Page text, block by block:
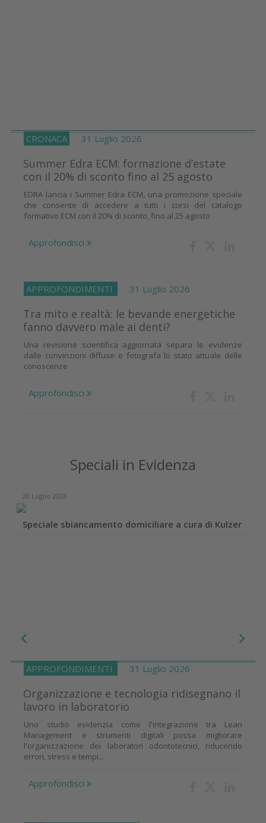
CRONACA 31 Luglio 2026
Summer Edra ECM: formazione d’estate
con il 20% di sconto fino al 25 agosto
EDRA lancia i Summer Edra ECM, una promozione speciale
che consente di accedere a tutti i corsi del catalogo
formativo ECM con il 20% di sconto, fino al 25 agosto
Approfondisci
APPROFONDIMENTI 31 Luglio 2026
Tra mito e realtà: le bevande energetiche
fanno davvero male ai denti?
Una revisione scientifica aggiornata separa le evidenze
dalle convinzioni diffuse e fotografa lo stato attuale delle
conoscenze
Approfondisci
Speciali in Evidenza
20 Luglio 2026
Speciale sbiancamento domiciliare a cura di Kulzer
APPROFONDIMENTI 31 Luglio 2026
Organizzazione e tecnologia ridisegnano il
lavoro in laboratorio
Uno studio evidenzia come l'integrazione tra Lean
Management e strumenti digitali possa migliorare
l'organizzazione dei laboratori odontotecnici, riducendo
errori, stress e tempi...
Approfondisci